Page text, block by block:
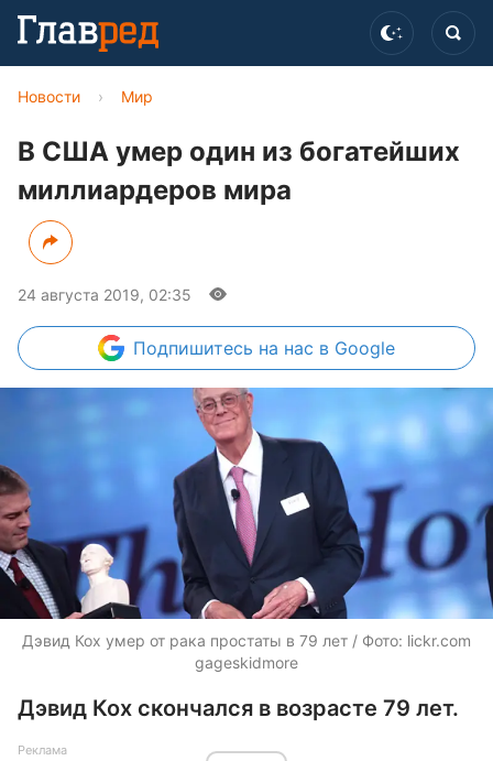
Новости › Мир
В США умер один из богатейших
миллиардеров мира
24 августа 2019, 02:35
Подпишитесь на нас в Google
Дэвид Кох умер от рака простаты в 79 лет / Фото: lickr.com
gageskidmore
Дэвид Кох скончался в возрасте 79 лет.
Реклама